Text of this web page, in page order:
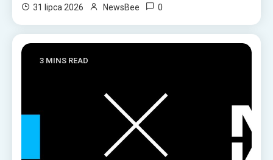
31 lipca 2026 NewsBee 0
3 MINS READ